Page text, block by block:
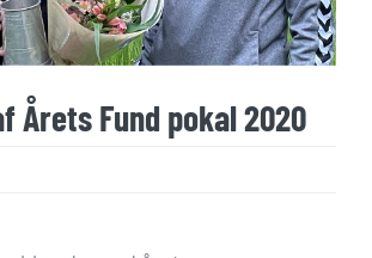
Årets Fund pokal 2020